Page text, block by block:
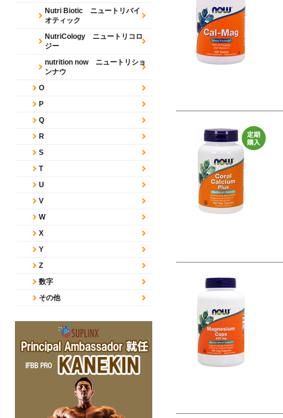
Nutri Biotic ニュートリバイ
オティック
NutriCology ニュートリコロ
ジー
nutrition now ニュートリショ
ンナウ
O
P
Q
R
S
T
U
V
W
X
Y
Z
数字
その他